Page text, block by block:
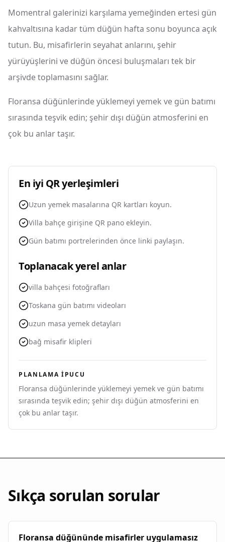
Momentral galerinizi karşılama yemeğinden ertesi gün
kahvaltısına kadar tüm düğün hafta sonu boyunca açık
tutun. Bu, misafirlerin seyahat anlarını, şehir
yürüyüşlerini ve düğün öncesi buluşmaları tek bir
arşivde toplamasını sağlar.
Floransa düğünlerinde yüklemeyi yemek ve gün batımı
sırasında teşvik edin; şehir dışı düğün atmosferini en
çok bu anlar taşır.
En iyi QR yerleşimleri
Uzun yemek masalarına QR kartları koyun.
Villa bahçe girişine QR pano ekleyin.
Gün batımı portrelerinden önce linki paylaşın.
Toplanacak yerel anlar
villa bahçesi fotoğrafları
Toskana gün batımı videoları
uzun masa yemek detayları
bağ misafir klipleri
PLANLAMA IPUCU
Floransa düğünlerinde yüklemeyi yemek ve gün batımı
sırasında teşvik edin; şehir dışı düğün atmosferini en
çok bu anlar taşır.
Sıkça sorulan sorular
Floransa düğününde misafirler uygulamasız